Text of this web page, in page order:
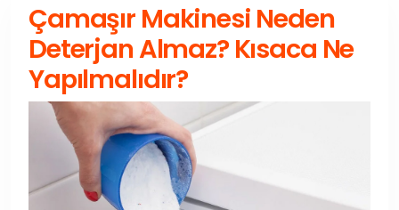
Çamaşır Makinesi Neden
Deterjan Almaz? Kısaca Ne
Yapılmalıdır?